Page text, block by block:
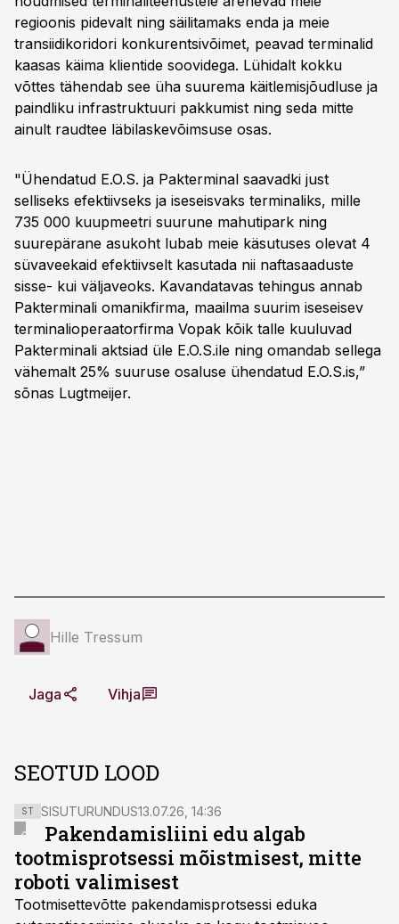
regioonis pidevalt ning säilitamaks enda ja meie
transiidikoridori konkurentsivõimet, peavad terminalid
kaasas käima klientide soovidega. Lühidalt kokku
võttes tähendab see üha suurema käitlemisjõudluse ja
paindliku infrastruktuuri pakkumist ning seda mitte
ainult raudtee läbilaskevõimsuse osas.
"Ühendatud E.O.S. ja Pakterminal saavadki just
selliseks efektiivseks ja iseseisvaks terminaliks, mille
735 000 kuupmeetri suurune mahutipark ning
suurepärane asukoht lubab meie käsutuses olevat 4
süvaveekaid efektiivselt kasutada nii naftasaaduste
sisse- kui väljaveoks. Kavandatavas tehingus annab
Pakterminali omanikfirma, maailma suurim iseseisev
terminalioperaatorfirma Vopak kõik talle kuuluvad
Pakterminali aktsiad üle E.O.S.ile ning omandab sellega
vähemalt 25% suuruse osaluse ühendatud E.O.S.is,”
sõnas Lugtmeijer.
Hille Tressum
Jaga Vihja
SEOTUD LOOD
ST SISUTURUNDUS13.07.26, 14:36
Pakendamisliini edu algab
tootmisprotsessi mõistmisest, mitte
roboti valimisest
Tootmisettevõtte pakendamisprotsessi eduka